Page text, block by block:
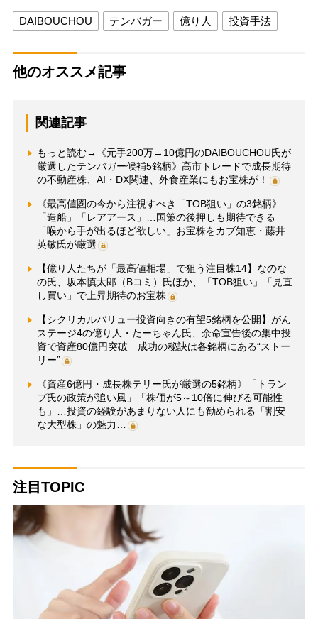
DAIBOUCHOU テンバガー 億り人 投資手法
他のオススメ記事
関連記事
もっと読む→《元手200万→10億円のDAIBOUCHOU氏が
厳選したテンバガー候補5銘柄》高市トレードで成長期待
の不動産株、AI・DX関連、外食産業にもお宝株が！
《最高値圏の今から注視すべき「TOB狙い」の3銘柄》
「造船」「レアアース」…国策の後押しも期待できる
「喉から手が出るほど欲しい」お宝株をカブ知恵・藤井
英敏氏が厳選
【億り人たちが「最高値相場」で狙う注目株14】なのな
の氏、坂本慎太郎（Bコミ）氏ほか、「TOB狙い」「見直
し買い」で上昇期待のお宝株
【シクリカルバリュー投資向きの有望5銘柄を公開】がん
ステージ4の億り人・たーちゃん氏、余命宣告後の集中投
資で資産80億円突破 成功の秘訣は各銘柄にある“ストー
リー”
《資産6億円・成長株テリー氏が厳選の5銘柄》「トラン
プ氏の政策が追い風」「株価が5～10倍に伸びる可能性
も」…投資の経験があまりない人にも勧められる「割安
な大型株」の魅力…
注目TOPIC